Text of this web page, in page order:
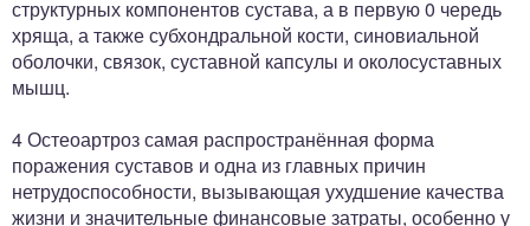
структурных компонентов сустава, а в первую 0 чередь
хряща, а также субхондральной кости, синовиальной
оболочки, связок, суставной капсулы и околосуставных
мышц.
4 Остеоартроз самая распространённая форма
поражения суставов и одна из главных причин
нетрудоспособности, вызывающая ухудшение качества
жизни и значительные финансовые затраты, особенно у